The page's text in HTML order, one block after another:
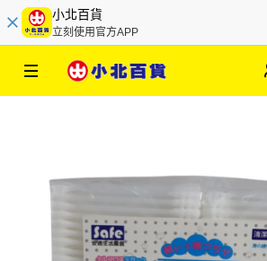
小北百貨
立刻使用官方APP